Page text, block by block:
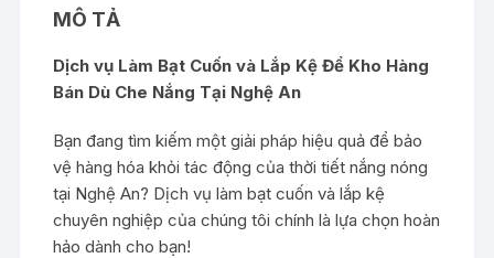
số
MÔ TẢ
Dịch vụ Làm Bạt Cuốn và Lắp Kệ Để Kho Hàng
Bán Dù Che Nắng Tại Nghệ An
Bạn đang tìm kiếm một giải pháp hiệu quả để bảo
vệ hàng hóa khỏi tác động của thời tiết nắng nóng
tại Nghệ An? Dịch vụ làm bạt cuốn và lắp kệ
chuyên nghiệp của chúng tôi chính là lựa chọn hoàn
hảo dành cho bạn!